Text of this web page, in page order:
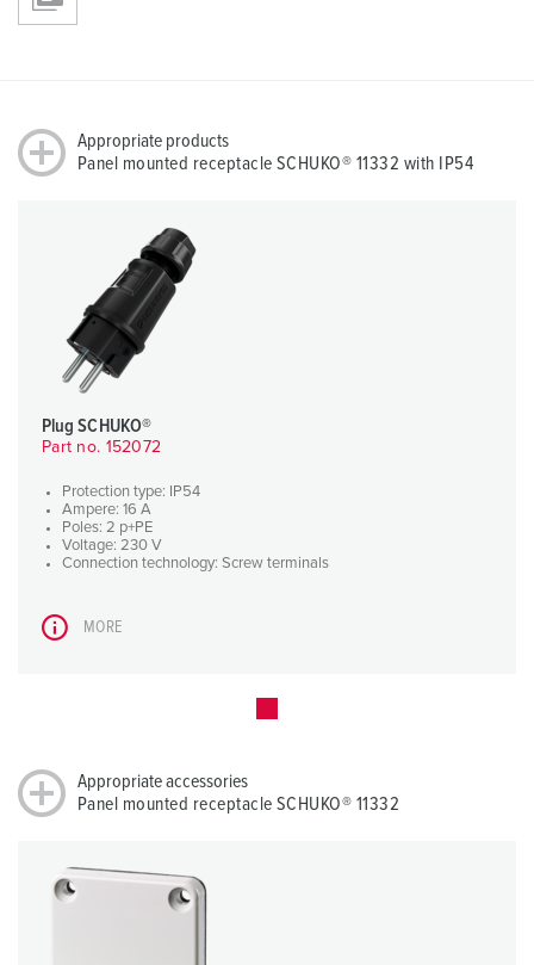
Appropriate products
Panel mounted receptacle SCHUKO® 11332 with IP54
Plug SCHUKO®
Part no. 152072
Protection type: IP54
Ampere: 16 A
Poles: 2 p+PE
Voltage: 230 V
Connection technology: Screw terminals
MORE
Appropriate accessories
Panel mounted receptacle SCHUKO® 11332